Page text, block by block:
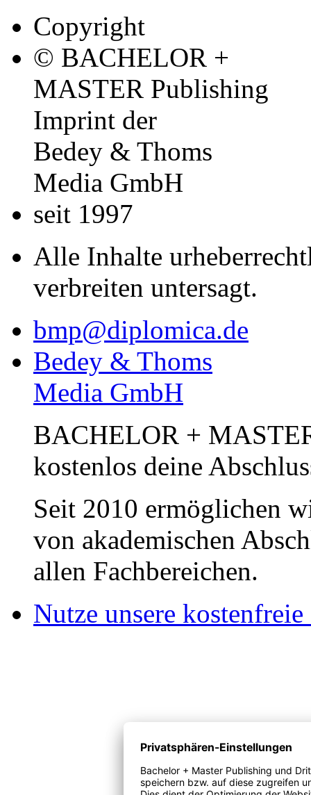
Copyright
© BACHELOR +
MASTER Publishing
Imprint der
Bedey & Thoms
Media GmbH
seit 1997
Alle Inhalte
verbreiten untersagt.
bmp@diplomica.de
Bedey & Thoms
Media GmbH
BACHELOR +
kostenlos deine
Seit 2010 ermöglichen
von akademischen
allen Fachbereichen.
Nutze unsere